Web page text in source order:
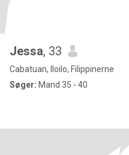
Jessa, 33
Cabatuan, Iloilo, Filippinerne
Søger: Mand 35 - 40